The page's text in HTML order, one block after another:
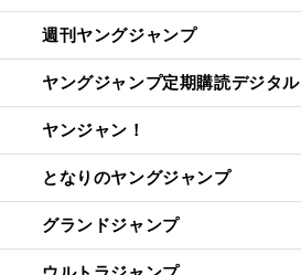
週刊ヤングジャンプ
ヤングジャンプ定期購読デジタル
ヤンジャン！
となりのヤングジャンプ
グランドジャンプ